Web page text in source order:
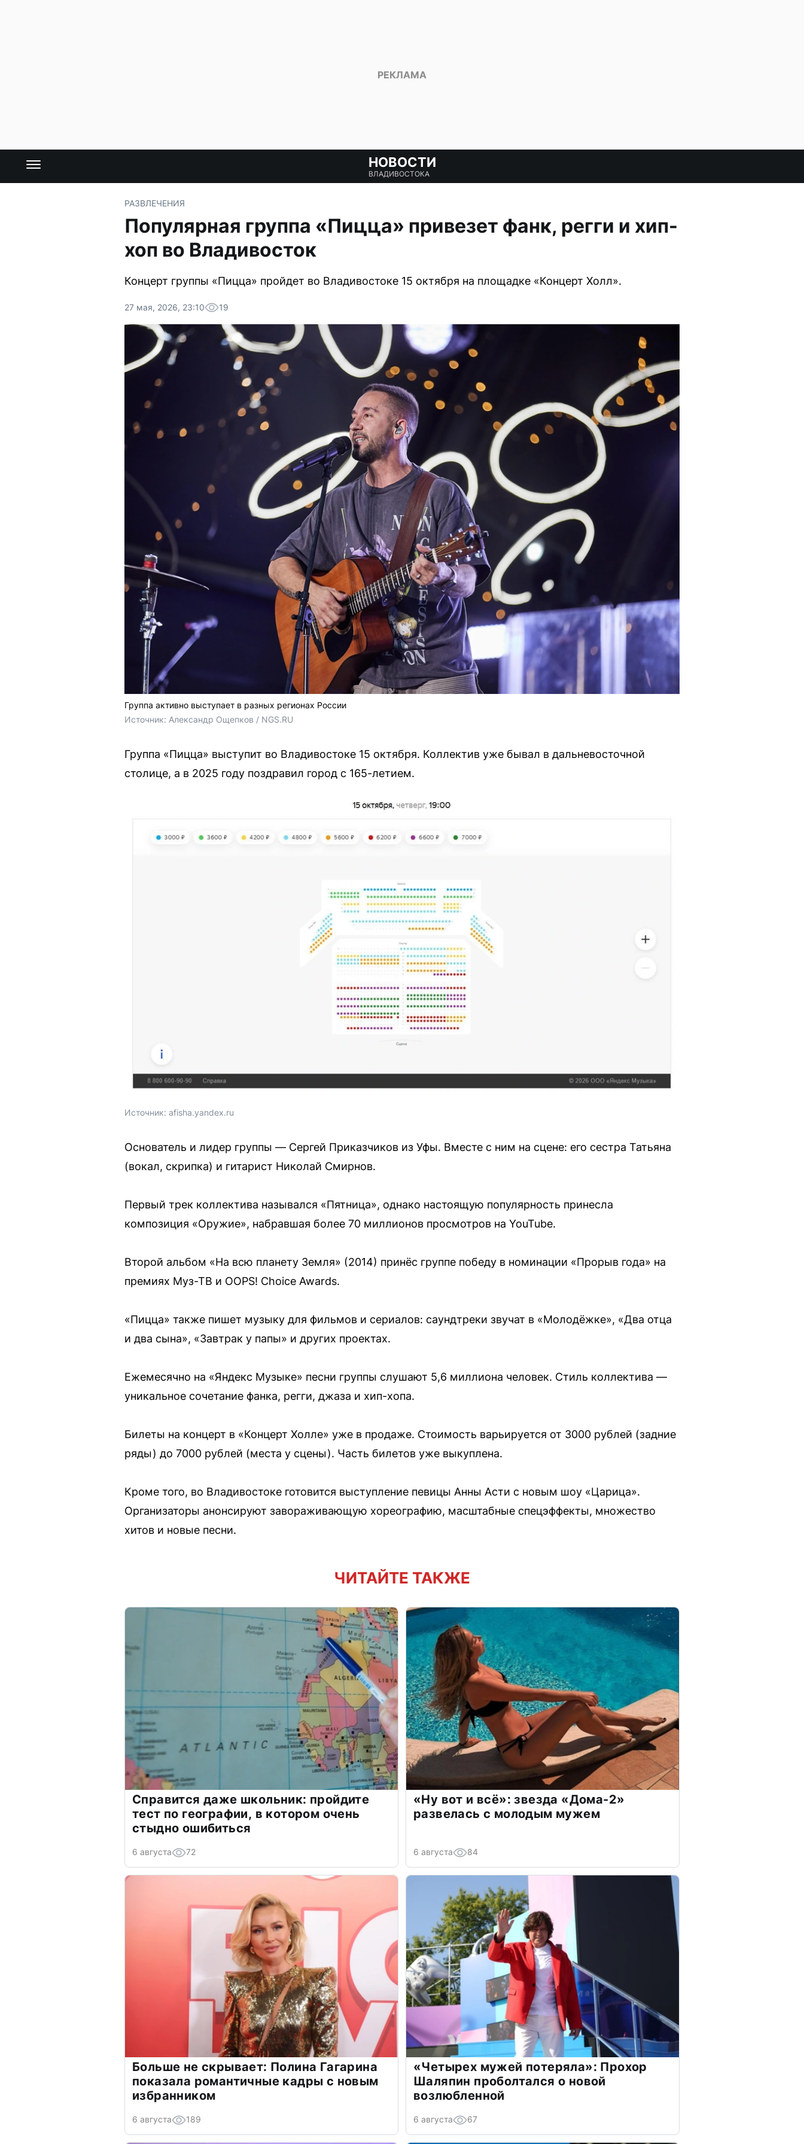
НОВОСТИ
ВЛАДИВОСТОКА
РАЗВЛЕЧЕНИЯ
Популярная группа «Пицца» привезет фанк, регги и хип-
хоп во Владивосток
Концерт группы «Пицца» пройдет во Владивостоке 15 октября на площадке «Концерт Холл».
27 мая, 2026, 23:10 19
Группа активно выступает в разных регионах России
Источник: Александр Ощепков / NGS.RU
Группа «Пицца» выступит во Владивостоке 15 октября. Коллектив уже бывал в дальневосточной
столице, а в 2025 году поздравил город с 165-летием.
Источник: afisha.yandex.ru
Основатель и лидер группы — Сергей Приказчиков из Уфы. Вместе с ним на сцене: его сестра Татьяна
(вокал, скрипка) и гитарист Николай Смирнов.
Первый трек коллектива назывался «Пятница», однако настоящую популярность принесла
композиция «Оружие», набравшая более 70 миллионов просмотров на YouTube.
Второй альбом «На всю планету Земля» (2014) принёс группе победу в номинации «Прорыв года» на
премиях Муз-ТВ и OOPS! Choice Awards.
«Пицца» также пишет музыку для фильмов и сериалов: саундтреки звучат в «Молодёжке», «Два отца
и два сына», «Завтрак у папы» и других проектах.
Ежемесячно на «Яндекс Музыке» песни группы слушают 5,6 миллиона человек. Стиль коллектива —
уникальное сочетание фанка, регги, джаза и хип-хопа.
Билеты на концерт в «Концерт Холле» уже в продаже. Стоимость варьируется от 3000 рублей (задние
ряды) до 7000 рублей (места у сцены). Часть билетов уже выкуплена.
Кроме того, во Владивостоке готовится выступление певицы Анны Асти с новым шоу «Царица».
Организаторы анонсируют завораживающую хореографию, масштабные спецэффекты, множество
хитов и новые песни.
ЧИТАЙТЕ ТАКЖЕ
Справится даже школьник: пройдите
тест по географии, в котором очень
стыдно ошибиться
6 августа 72
«Ну вот и всё»: звезда «Дома-2»
развелась с молодым мужем
6 августа 84
Больше не скрывает: Полина Гагарина
показала романтичные кадры с новым
избранником
6 августа 189
«Четырех мужей потеряла»: Прохор
Шаляпин проболтался о новой
возлюбленной
6 августа 67